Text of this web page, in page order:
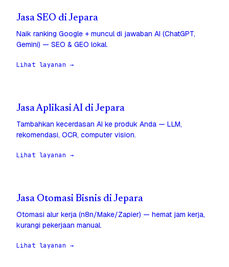
Jasa SEO di Jepara
Naik ranking Google + muncul di jawaban AI (ChatGPT,
Gemini) — SEO & GEO lokal.
Lihat layanan →
Jasa Aplikasi AI di Jepara
Tambahkan kecerdasan AI ke produk Anda — LLM,
rekomendasi, OCR, computer vision.
Lihat layanan →
Jasa Otomasi Bisnis di Jepara
Otomasi alur kerja (n8n/Make/Zapier) — hemat jam kerja,
kurangi pekerjaan manual.
Lihat layanan →